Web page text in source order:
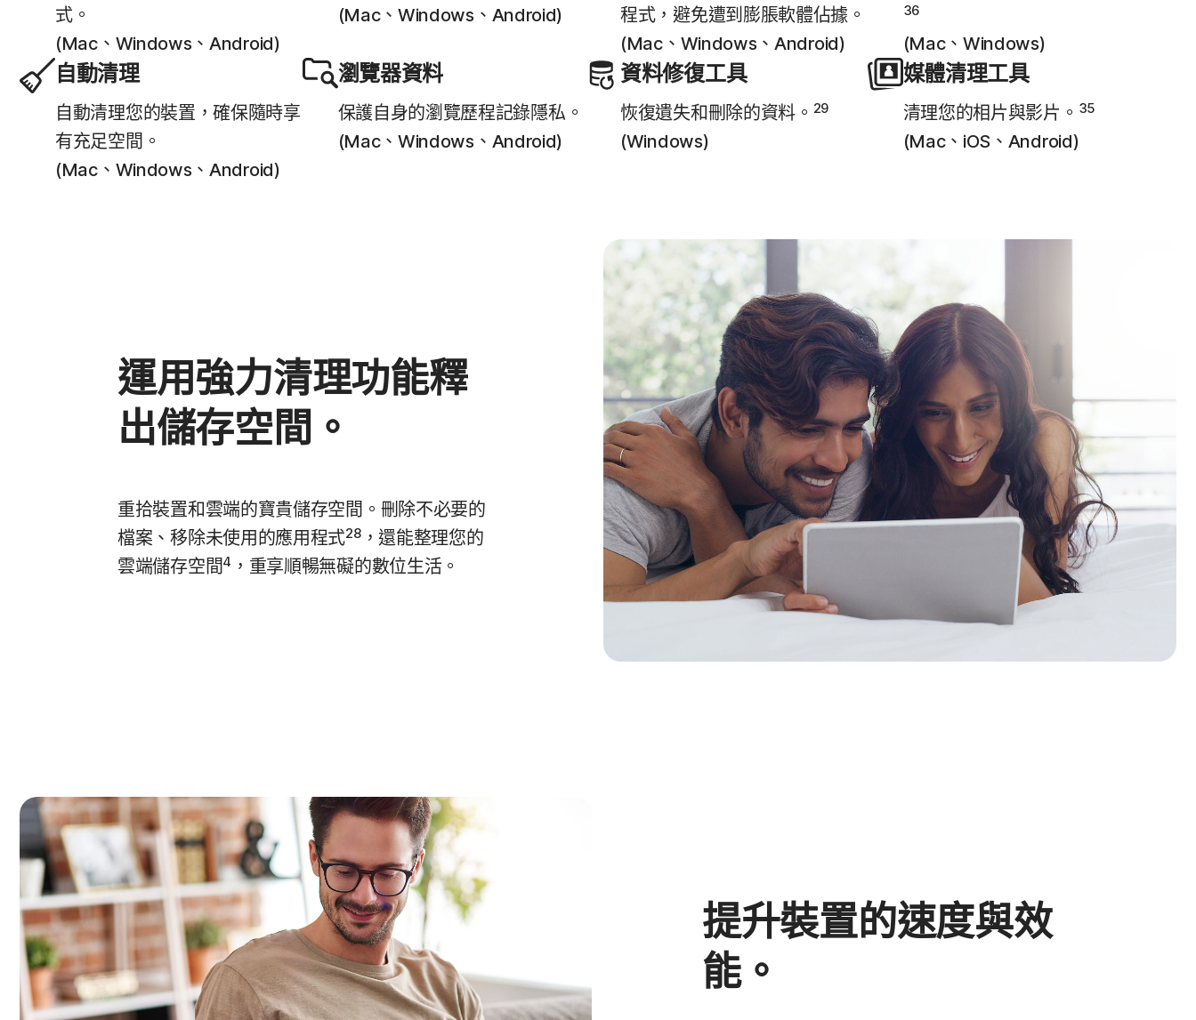
式。
(Mac、Windows、Android)
(Mac、Windows、Android)
程式，避免遭到膨脹軟體佔據。
(Mac、Windows、Android)
36
(Mac、Windows)
自動清理
自動清理您的裝置，確保隨時享
有充足空間。
(Mac、Windows、Android)
瀏覽器資料
保護自身的瀏覽歷程記錄隱私。
(Mac、Windows、Android)
資料修復工具
恢復遺失和刪除的資料。 29
(Windows)
媒體清理工具
清理您的相片與影片。 35
(Mac、iOS、Android)
運用強力清理功能釋
出儲存空間。
重拾裝置和雲端的寶貴儲存空間。刪除不必要的
檔案、移除未使用的應用程式28，還能整理您的
雲端儲存空間4 ，重享順暢無礙的數位生活。
提升裝置的速度與效
能。